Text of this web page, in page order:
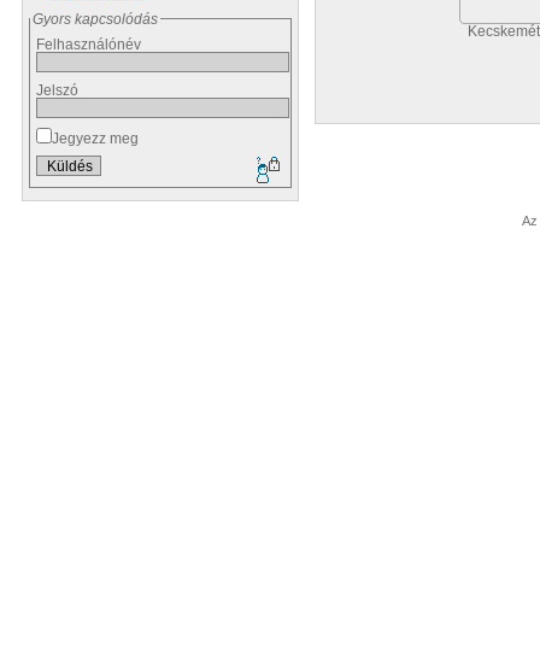
Gyors kapcsolódás
Felhasználónév
Jelszó
Jegyezz meg
Az